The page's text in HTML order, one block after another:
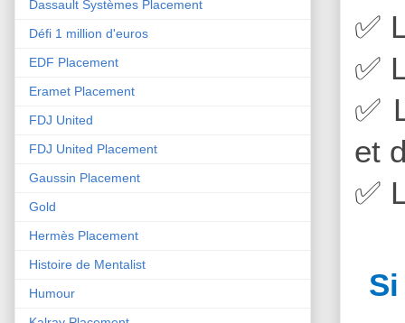
✅
✅
✅
et
✅
Dassault Systèmes Placement
Défi 1 million d'euros
EDF Placement
Eramet Placement
FDJ United
FDJ United Placement
Gaussin Placement
Gold
Hermès Placement
Histoire de Mentalist
Humour